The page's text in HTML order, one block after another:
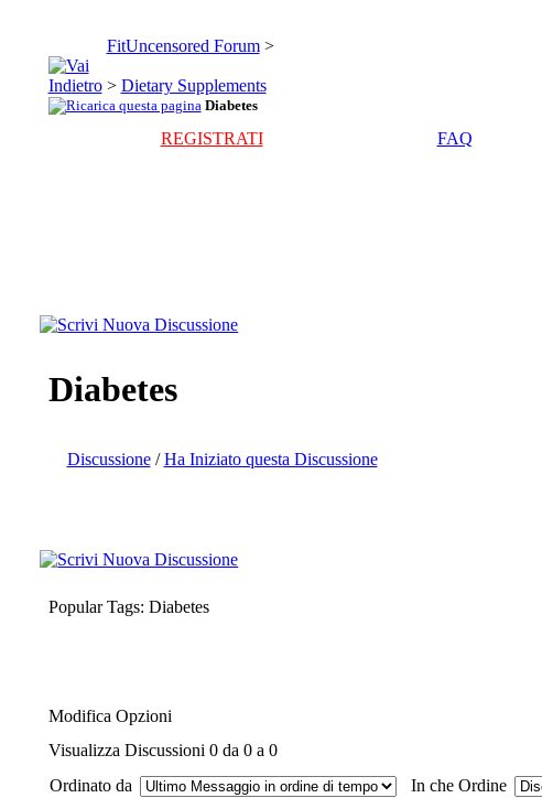
FitUncensored Forum >
> Dietary Supplements
Diabetes
REGISTRATI FAQ
Diabetes
Discussione/Ha Iniziato questa Discussione
Popular Tags: Diabetes
Modifica Opzioni
Visualizza Discussioni 0 da 0 a 0
Ordinato da
In che Ordine